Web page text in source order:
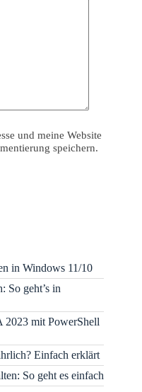
und meine Website
speichern.
in Windows 11/10
So geht’s in
2023 mit PowerShell
Einfach erklärt
So geht es einfach